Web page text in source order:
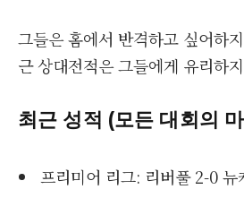
그들은 홈에서 반격하고 싶어하
근 상대전적은 그들에게 유리하
최근 성적 (모든 대회의
프리미어 리그: 리버풀 2-0 뉴